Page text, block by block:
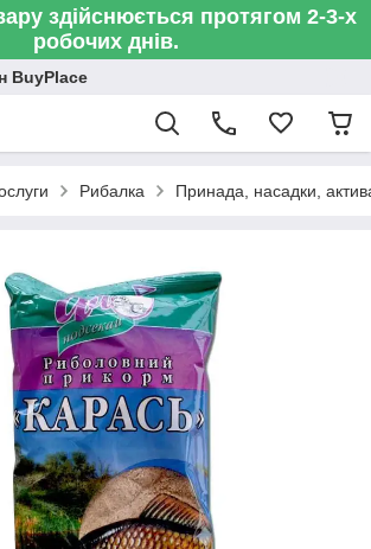
здійснюється протягом 2-3-х
робочих днів.
BuyPlace
Рибалка Принада, насадки,